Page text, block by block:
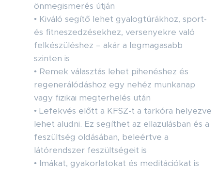
önmegismerés útján
• Kiváló segítő lehet gyalogtúrákhoz, sport-
és fitneszedzésekhez, versenyekre való
felkészüléshez – akár a legmagasabb
szinten is
• Remek választás lehet pihenéshez és
regenerálódáshoz egy nehéz munkanap
vagy fizikai megterhelés után
• Lefekvés előtt a KFSZ-t a tarkóra helyezve
lehet aludni. Ez segíthet az ellazulásban és a
feszültség oldásában, beleértve a
látórendszer feszültségeit is
• Imákat, gyakorlatokat és meditációkat is